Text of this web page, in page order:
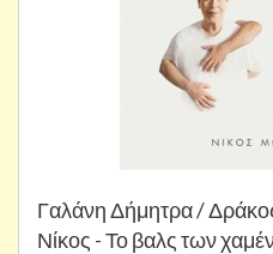
Γαλάνη Δήμητρα /
Νίκος - Το βαλς των